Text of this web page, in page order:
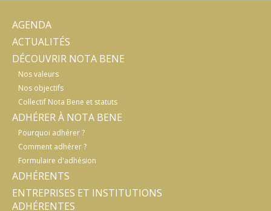
AGENDA
ACTUALITÉS
DÉCOUVRIR NOTA BENE
Nos valeurs
Nos objectifs
Collectif Nota Bene et statuts
ADHÉRER À NOTA BENE
Pourquoi adhérer ?
Comment adhérer ?
Formulaire d'adhésion
ADHÉRENTS
ENTREPRISES ET INSTITUTIONS
ADHÉRENTES